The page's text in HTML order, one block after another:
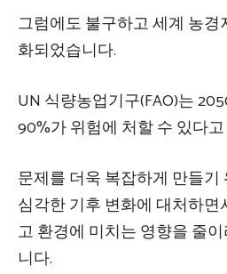
그럼에도 불구하고 세계 농
화되었습니다.
UN 식량농업기구(FAO)는
90%가 위험에 처할 수 있다
문제를 더욱 복잡하게 만들
심각한 기후 변화에 대처하
고 환경에 미치는 영향을 줄
니다.